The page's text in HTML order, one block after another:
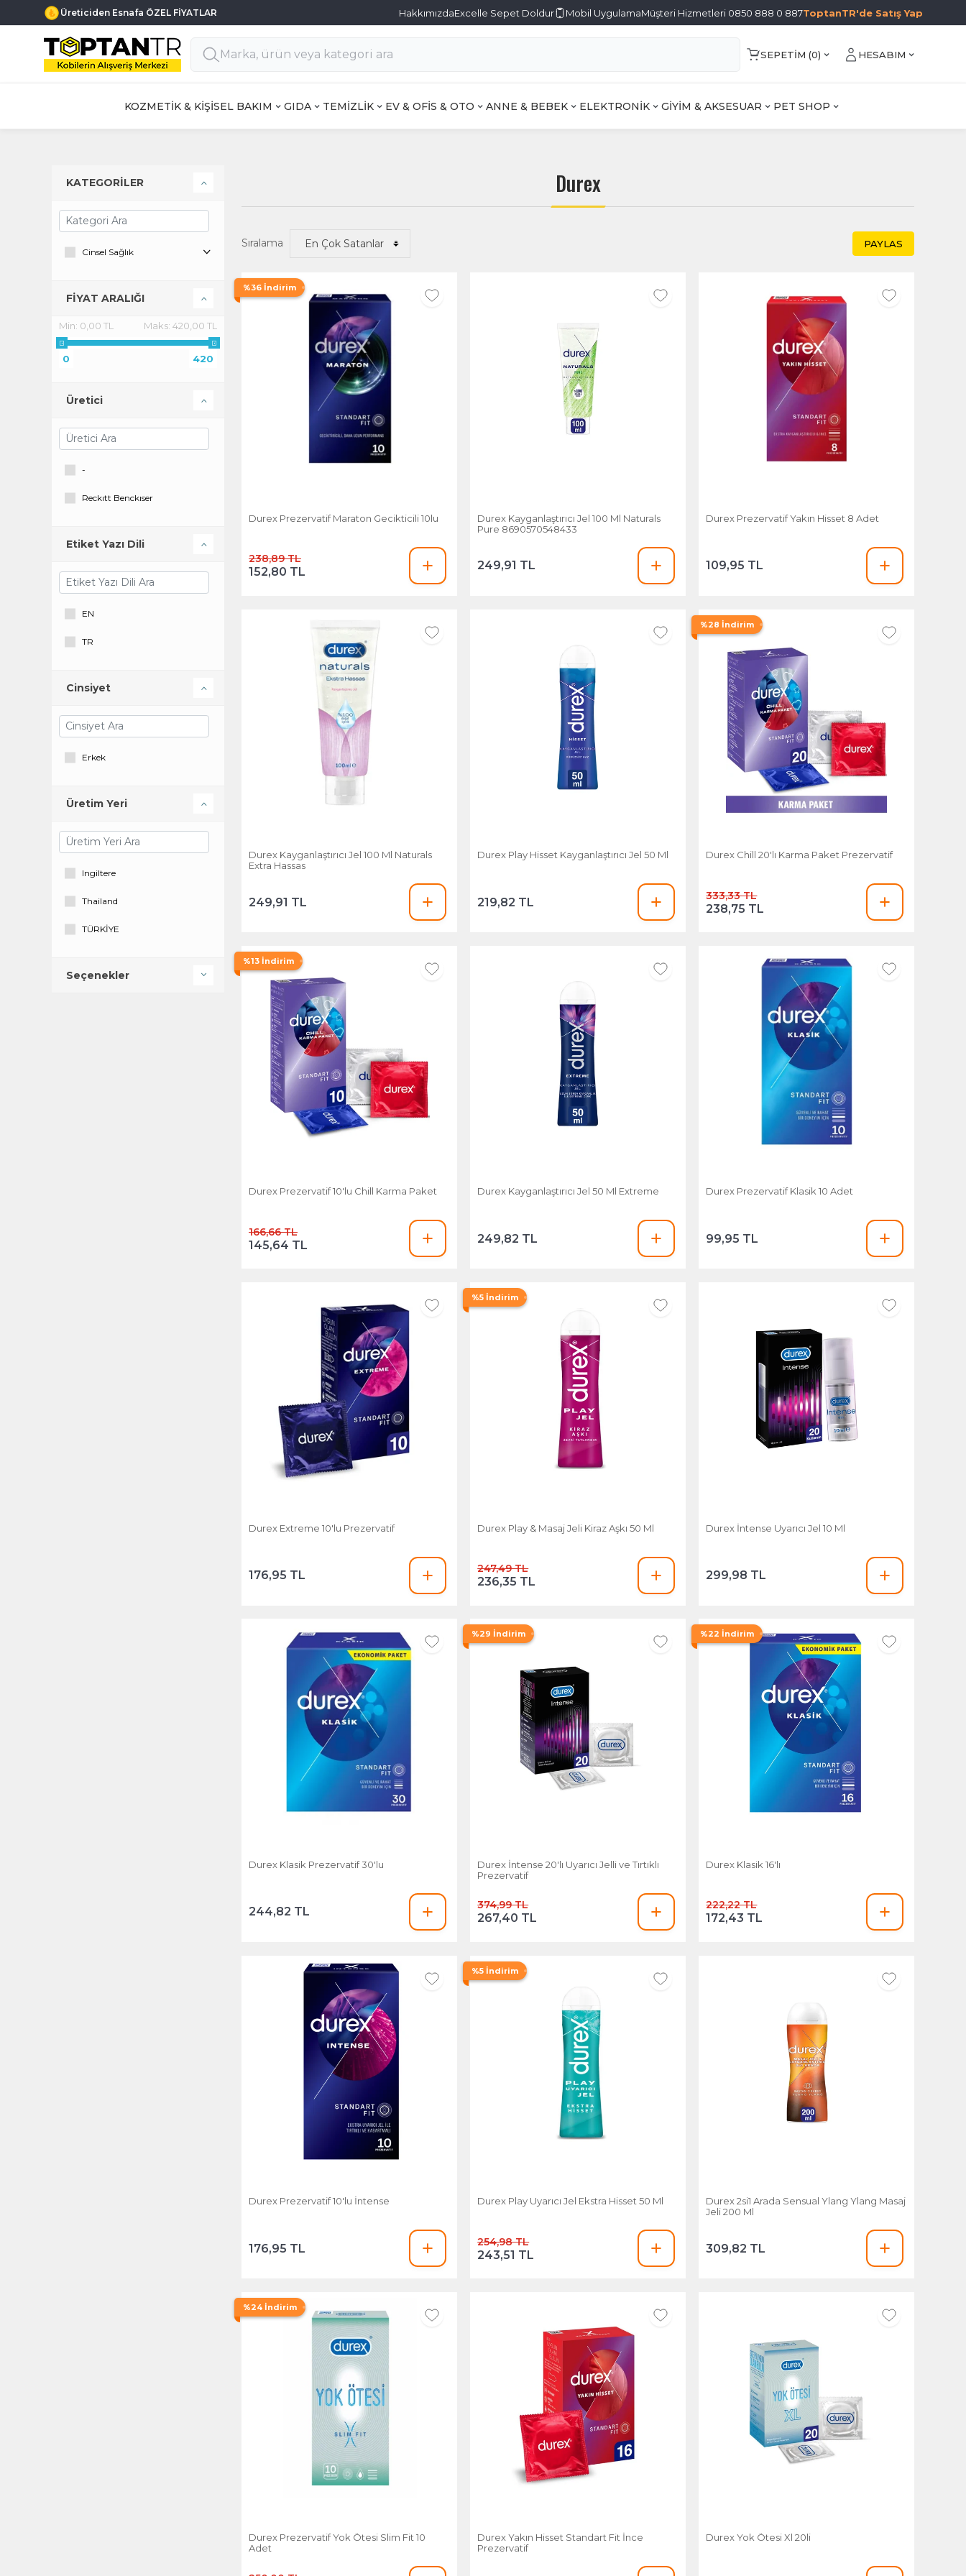
Üreticiden Esnafa ÖZEL FİYATLAR HakkımızdaExcelle Sepet Doldur Mobil UygulamaMüşteri Hizmetleri 0850 888 0 887ToptanTR'de Satış Yap
SEPETIM (0) HESABIM
KOZMETİK & KİŞİSEL BAKIM GIDA TEMİZLİK EV & OFİS & OTO ANNE & BEBEK ELEKTRONİK GİYİM & AKSESUAR PET SHOP
Durex
Sıralama PAYLAS
%36 İndirim
Durex Prezervatif Maraton Gecikticili 10lu
238,89 TL
152,80 TL
Durex Kayganlaştırıcı Jel 100 Ml Naturals
Pure 8690570548433
249,91 TL
Durex Prezervatif Yakın Hisset 8 Adet
109,95 TL
Durex Kayganlaştırıcı Jel 100 Ml Naturals
Extra Hassas
249,91 TL
Durex Play Hisset Kayganlaştırıcı Jel 50 Ml
219,82 TL
%28 İndirim
Durex Chill 20'lı Karma Paket Prezervatif
333,33 TL
238,75 TL
%13 İndirim
Durex Prezervatif 10'lu Chill Karma Paket
166,66 TL
145,64 TL
Durex Kayganlaştırıcı Jel 50 Ml Extreme
249,82 TL
Durex Prezervatif Klasik 10 Adet
99,95 TL
Durex Extreme 10'lu Prezervatif
176,95 TL
%5 İndirim
Durex Play & Masaj Jeli Kiraz Aşkı 50 Ml
247,49 TL
236,35 TL
Durex İntense Uyarıcı Jel 10 Ml
299,98 TL
Durex Klasik Prezervatif 30'lu
244,82 TL
%29 İndirim
Durex İntense 20'lı Uyarıcı Jelli ve Tırtıklı
Prezervatif
374,99 TL
267,40 TL
%22 İndirim
Durex Klasik 16'lı
222,22 TL
172,43 TL
Durex Prezervatif 10'lu İntense
176,95 TL
%5 İndirim
Durex Play Uyarıcı Jel Ekstra Hisset 50 Ml
254,98 TL
243,51 TL
Durex 2si1 Arada Sensual Ylang Ylang Masaj
Jeli 200 Ml
309,82 TL
%24 İndirim
Durex Prezervatif Yok Ötesi Slim Fit 10
Adet
Durex Yakın Hisset Standart Fit İnce
Prezervatif
Durex Yok Ötesi Xl 20li
KATEGORİLER
Cinsel Sağlık
FİYAT ARALIĞI
Min: 0,00 TL Maks: 420,00 TL
0 420
Üretici
-
Reckıtt Benckıser
Etiket Yazı Dili
EN
TR
Cinsiyet
Erkek
Üretim Yeri
Ingiltere
Thailand
TÜRKİYE
Seçenekler